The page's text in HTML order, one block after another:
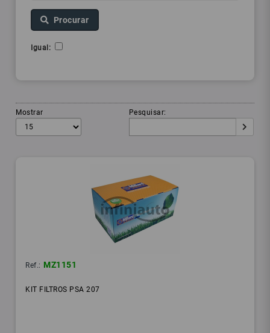
Procurar
Igual:
Mostrar Pesquisar:
Ref.: MZ1151
KIT FILTROS PSA 207